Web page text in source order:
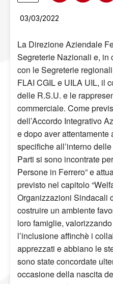
03/03/2022
La Direzione Aziendale
Segreterie Nazionali e, in
con le Segreterie
FLAI CGIL e UILA UIL, il
delle R.S.U. e le
commerciale. Come
dell’Accordo Integrativo
e dopo aver
specifiche all’interno
Parti si sono incontrate
Persone in Ferrero” e
previsto nel capitolo
Organizzazioni Sindacali
costruire un ambiente
loro famiglie,
l’inclusione affinchè i
apprezzati e abbiano le
sono state concordate
occasione della nascita